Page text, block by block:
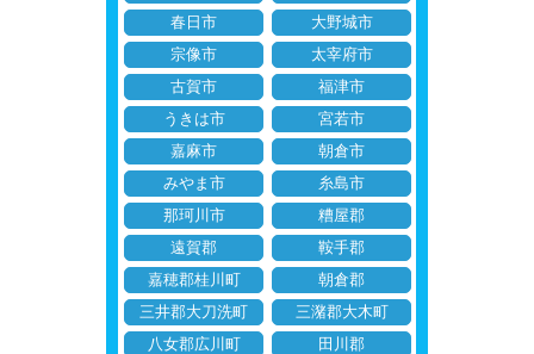
春日市
大野城市
宗像市
太宰府市
古賀市
福津市
うきは市
宮若市
嘉麻市
朝倉市
みやま市
糸島市
那珂川市
糟屋郡
遠賀郡
鞍手郡
嘉穂郡桂川町
朝倉郡
三井郡大刀洗町
三潴郡大木町
八女郡広川町
田川郡